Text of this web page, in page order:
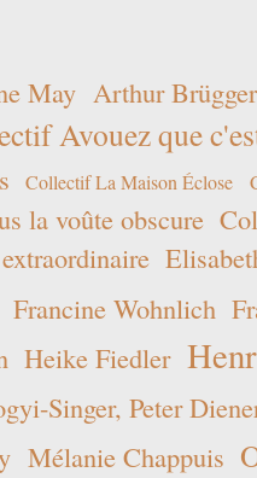
un
afin
prévenir
toutes
spam.
six
plus
neuf
moins
dix
May Arthur Brügger
Avouez que
Collectif La Maison Éclose
la voûte obscure
Francine Wohnlich
Heike Fiedler
Singer, Peter
Mélanie Chappuis